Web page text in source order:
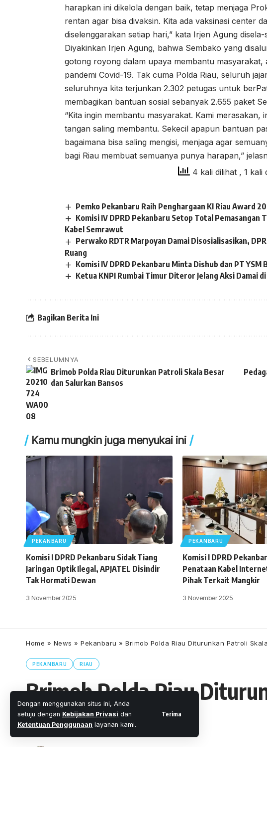
Dengan menggunakan situs ini, Anda
setuju dengan Kebijakan Privasi dan
Ketentuan Penggunaan layanan kami.
Terima
harapkan ini dikelola dengan baik, tetap menjaga
rentan agar bisa divaksin. Kita ada vaksinasi center
diselenggarakan setiap hari,” kata Irjen Agung
Diyakinkan Irjen Agung, bahwa Sembako yang
gotong royong dalam upaya membantu masyarakat,
pandemi Covid-19. Tak cuma Polda Riau, seluruh
seluruhnya kita terjunkan 2.302 petugas untuk
membagikan bantuan sosial sebanyak 2.655 paket
“Kita ingin membantu masyarakat. Kami merasakan,
tangan saling membantu. Sekecil apapun bantuan
bagaimana bisa saling mengisi, menjaga agar
bagi Riau membuat semuanya punya harapan,”
4 kali dilihat , 1 kali
Pemko Pekanbaru Raih Penghargaan KI Riau Award
Komisi IV DPRD Pekanbaru Setop Total
Kabel Semrawut
Perwako RDTR Marpoyan Damai Disosialisasikan,
Ruang
Komisi IV DPRD Pekanbaru Minta Dishub dan PT YSM
Ketua KNPI Rumbai Timur Diteror Jelang Aksi Damai
Bagikan Berita Ini
SEBELUMNYA
Brimob Polda Riau Diturunkan Patroli Skala Besar
dan Salurkan Bansos
Kamu mungkin juga menyukai ini
PEKANBARU
Komisi I DPRD Pekanbaru Sidak Tiang
Jaringan Optik Ilegal, APJATEL Disindir
Tak Hormati Dewan
3 November 2025
PEKANBARU
Komisi I DPRD
Penataan Kabel
Pihak Terkait Mangkir
3 November 2025
Home » News » Pekanbaru » Brimob Polda Riau Diturunkan Patroli
PEKANBARU RIAU
Brimob Polda Riau
Bansos